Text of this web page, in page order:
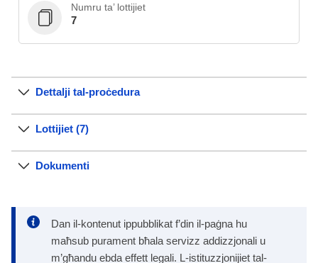
Numru ta’ lottijiet
7
Dettalji tal-proċedura
Lottijiet (7)
Dokumenti
Dan il-kontenut ippubblikat f’din il-paġna hu
maħsub purament bħala servizz addizzjonali u
m’għandu ebda effett legali. L-istituzzjonijiet tal-